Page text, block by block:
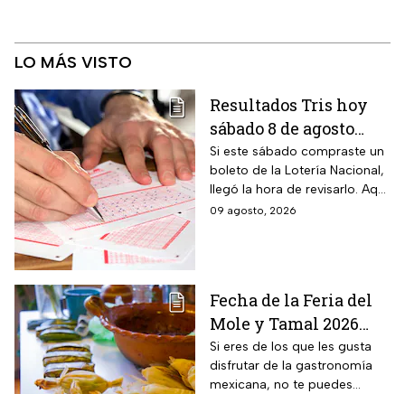
LO MÁS VISTO
Resultados Tris hoy
sábado 8 de agosto
2026: consulta los
números ganadores
de la Lotería Nacional
Si este sábado compraste un
boleto de la Lotería Nacional,
llegó la hora de revisarlo. Aquí
te contamos los resultados
09 agosto, 2026
Fecha de la Feria del
Mole y Tamal 2026
para que deleites tu
paladar
Si eres de los que les gusta
disfrutar de la gastronomía
mexicana, no te puedes